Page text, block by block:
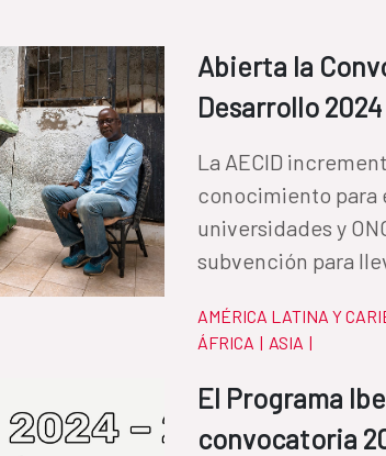
Abierta la
Desarrollo 2024
La AECID
conocimiento para
universidades y
subvención para
AMÉRICA LATINA Y
ÁFRICA | ASIA |
El Programa
convocatoria